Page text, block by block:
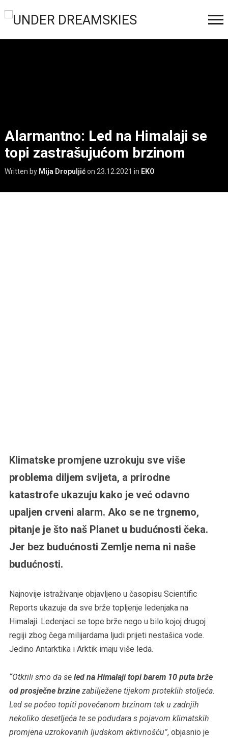
Alarmantno: Led na Himalaji se
topi zastrašujućom brzinom
Written by Mija Dropuljićon 23.12.2021 in EKO
Klimatske promjene uzrokuju sve više
problema diljem svijeta, a prirodne
katastrofe ukazuju kako je već odavno
upaljen crveni alarm. Ako se ne trgnemo,
pitanje je što naš Planet u budućnosti čeka.
Jer bez budućnosti Zemlje nema ni naše
budućnosti.
Najnovije istraživanje objavljeno u časopisu Scientific
Reports ukazuje da sve brže topljenje ledenjaka na
Himalaji. Ledenjaci se tope brže nego u bilo kojoj drugoj
regiji zbog čega milijardama ljudi prijeti nestašica vode.
Jedino Antarktika i Arktik imaju više leda.
“Otkrili smo da se led na Himalaji topi barem 10 puta brže
od prosječne brzinezabilježene tijekom proteklih stoljeća.
Led se počeo topiti povećanom brzinom tek u zadnjih
nekoliko desetljeća te se podudara s pojavom klimatskih
promjena uzrokovanih ljudskom aktivnošću”, objasnio je